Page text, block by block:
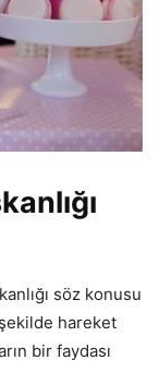
söz konusu
hareket
bir faydası